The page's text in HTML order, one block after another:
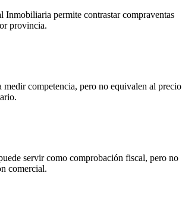
Inmobiliaria permite contrastar compraventas
provincia.
medir competencia, pero no equivalen al precio
servir como comprobación fiscal, pero no
comercial.